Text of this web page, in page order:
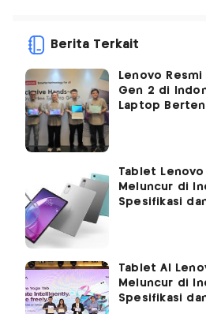
Berita Terkait
Lenovo
Gen 2 di
Laptop
Tablet
Meluncur di
Spesifikasi
Tablet AI
Meluncur di
Spesifikasi